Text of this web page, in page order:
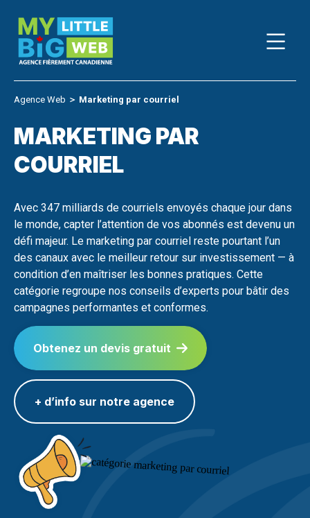
content
Agence Web ＞ Marketing par courriel
MARKETING PAR
COURRIEL
Avec 347 milliards de courriels envoyés chaque jour dans
le monde, capter l’attention de vos abonnés est devenu un
défi majeur. Le marketing par courriel reste pourtant l’un
des canaux avec le meilleur retour sur investissement — à
condition d’en maîtriser les bonnes pratiques. Cette
catégorie regroupe nos conseils d’experts pour bâtir des
campagnes performantes et conformes.
Obtenez un devis gratuit
+ d’info sur notre agence